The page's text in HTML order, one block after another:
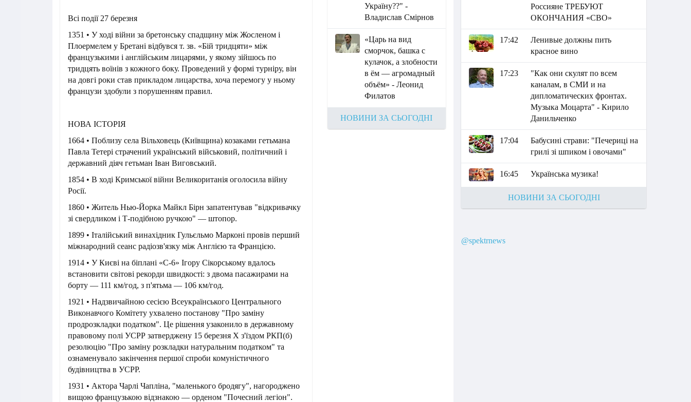
Всі події 27 березня
1351 • У ході війни за бретонську спадщину між Жосленом і
Плоермелем у Бретані відбувся т. зв. «Бій тридцяти» між
французькими і англійським лицарями, у якому зійшось по
тридцять воїнів з кожного боку. Проведений у формі турніру, він
на довгі роки став прикладом лицарства, хоча перемогу у ньому
французи здобули з порушенням правил.
НОВА ІСТОРІЯ
1664 • Поблизу села Вільховець (Київщина) козаками гетьмана
Павла Тетері страчений український військовий, політичний і
державний діяч гетьман Іван Виговський.
1854 • В ході Кримської війни Великоританія оголосила війну
Росії.
1860 • Житель Нью-Йорка Майкл Бірн запатентував "відкривачку
зі свердликом і Т-подібною ручкою" — штопор.
1899 • Італійський винахідник Гульєльмо Марконі провів перший
міжнародний сеанс радіозв'язку між Англією та Францією.
1914 • У Києві на біплані «С-6» Ігору Сікорському вдалось
встановити світові рекорди швидкості: з двома пасажирами на
борту — 111 км/год, з п'ятьма — 106 км/год.
1921 • Надзвичайною сесією Всеукраїнського Центрального
Виконавчого Комітету ухвалено постанову "Про заміну
продрозкладки податком". Це рішення узаконило в державному
правовому полі УСРР затверджену 15 березня Х з'їздом РКП(б)
резолюцію "Про заміну розкладки натуральним податком" та
ознаменувало закінчення першої спроби комуністичного
будівництва в УСРР.
1931 • Актора Чарлі Чапліна, "маленького бродягу", нагороджено
вищою французькою відзнакою — орденом "Почесний легіон".
Україну??" -
Владислав Смірнов
«Царь на вид
сморчок, башка с
кулачок, а злобности
в ём — агромадный
объём» - Леонид
Филатов
НОВИНИ ЗА СЬОГОДНІ
Россияне ТРЕБУЮТ
ОКОНЧАНИЯ «СВО»
17:42
Ленивые должны пить
красное вино
17:23
"Как они скулят по всем
каналам, в СМИ и на
дипломатических фронтах.
Музыка Моцарта" - Кирило
Данильченко
17:04
Бабусині страви: "Печериці на
грилі зі шпиком і овочами"
16:45 Українська музика!
НОВИНИ ЗА СЬОГОДНІ
@spektrnews